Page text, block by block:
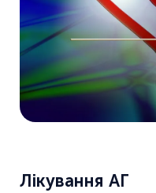
Лікування АГ